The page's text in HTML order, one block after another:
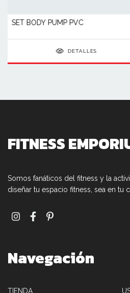
SET BODY PUMP PVC
DETALLES
FITNESS
Somos fanáticos del fitness y la
diseñar tu espacio fitness, sea en tu
Navegación
TIENDA